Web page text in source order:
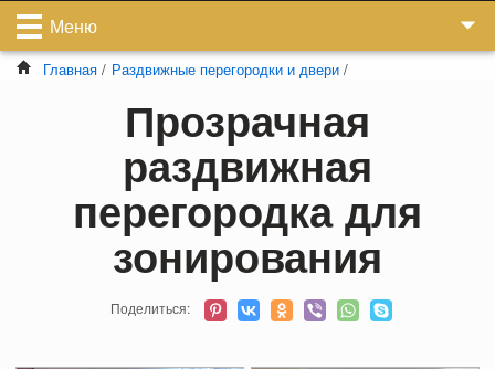
Меню
Главная / Раздвижные перегородки и двери /
Прозрачная
раздвижная
перегородка для
зонирования
Поделиться: